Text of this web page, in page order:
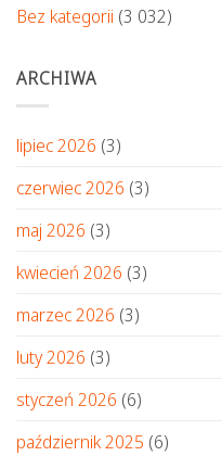
Bez kategorii (3 032)
ARCHIWA
lipiec 2026 (3)
czerwiec 2026 (3)
maj 2026 (3)
kwiecień 2026 (3)
marzec 2026 (3)
luty 2026 (3)
styczeń 2026 (6)
październik 2025 (6)